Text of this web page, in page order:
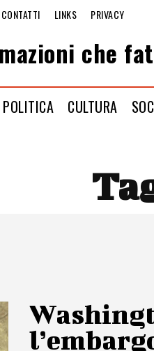
CONTATTI LINKS PRIVACY
che
POLITICA CULTURA